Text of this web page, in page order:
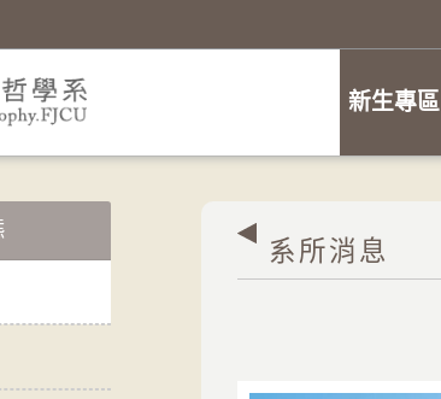
新生專區
系所消息